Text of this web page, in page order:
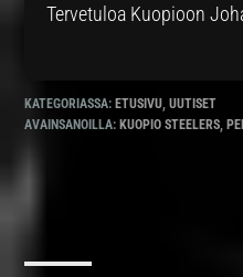
Tervetuloa Kuopioon
KATEGORIASSA:ETUSIVU ,UUTISET
AVAINSANOILLA:KUOPIO STEELERS ,